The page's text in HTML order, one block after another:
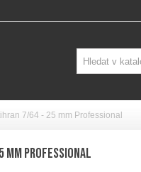
7/64 - 25 mm Professional
mm Professional